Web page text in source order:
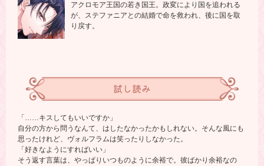
アクロモア王国の若き国王。政変により国を追われる
が、ステファニアとの結婚で命を救われ、後に国を取
り戻す。
試し読み
「……キスしてもいいですか」
自分の方から問うなんて、はしたなかったかもしれない。そんな風にも
思ったけれど、ヴォルフラムは笑ったりしなかった。
「好きなようにすればいい」
そう返す言葉は、やっぱりいつものように余裕で。彼ばかり余裕なの